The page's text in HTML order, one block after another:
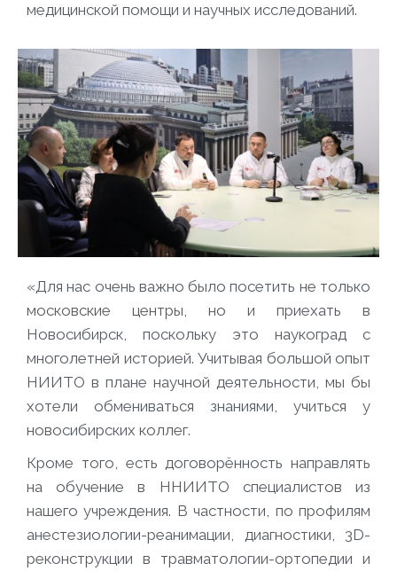
медицинской помощи и научных исследований.
«Для нас очень важно было посетить не только
московские центры, но и приехать в
Новосибирск, поскольку это наукоград с
многолетней историей. Учитывая большой опыт
НИИТО в плане научной деятельности, мы бы
хотели обмениваться знаниями, учиться у
новосибирских коллег.
Кроме того, есть договорённость направлять
на обучение в ННИИТО специалистов из
нашего учреждения. В частности, по профилям
анестезиологии-реанимации, диагностики, 3D-
реконструкции в травматологии-ортопедии и